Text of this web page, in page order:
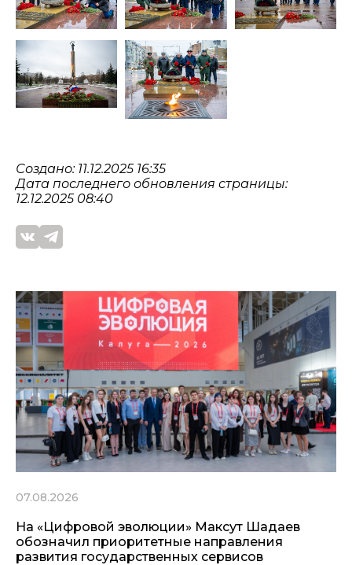
Создано: 11.12.2025 16:35
Дата последнего обновления страницы:
12.12.2025 08:40
07.08.2026
На «Цифровой эволюции» Максут Шадаев
обозначил приоритетные направления
развития государственных сервисов